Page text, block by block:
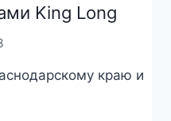
King Long
краю и